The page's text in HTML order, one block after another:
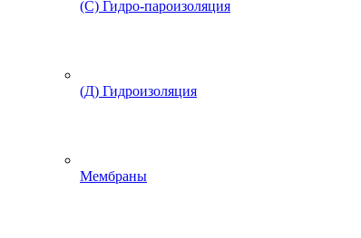
(С) Гидро-пароизоляция
(Д) Гидроизоляция
Мембраны